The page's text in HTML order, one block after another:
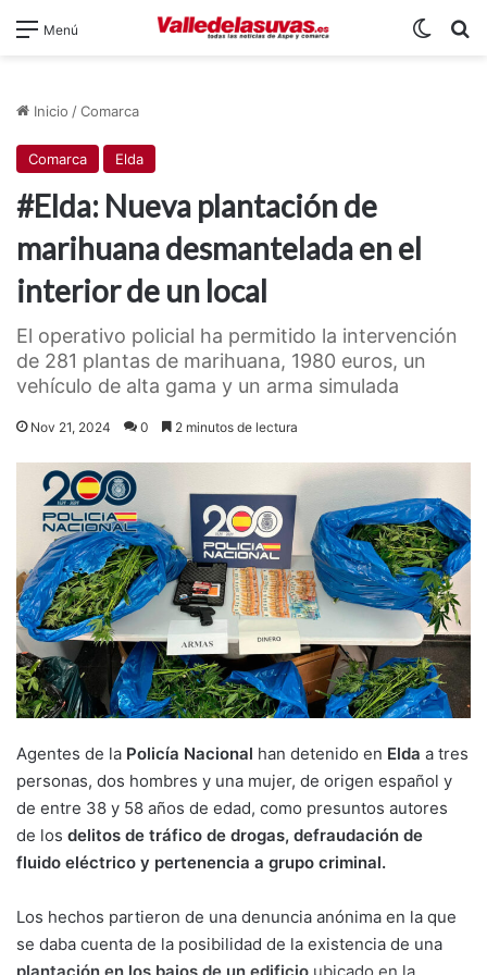
Menú
Inicio /Comarca
Comarca Elda
#Elda: Nueva plantación de
marihuana desmantelada en el
interior de un local
El operativo policial ha permitido la intervención
de 281 plantas de marihuana, 1980 euros, un
vehículo de alta gama y un arma simulada
Nov 21, 2024 0 2 minutos de lectura
Agentes de la Policía Nacional han detenido en Elda a tres
personas, dos hombres y una mujer, de origen español y
de entre 38 y 58 años de edad, como presuntos autores
de los delitos de tráfico de drogas, defraudación de
fluido eléctrico y pertenencia a grupo criminal.
Los hechos partieron de una denuncia anónima en la que
se daba cuenta de la posibilidad de la existencia de una